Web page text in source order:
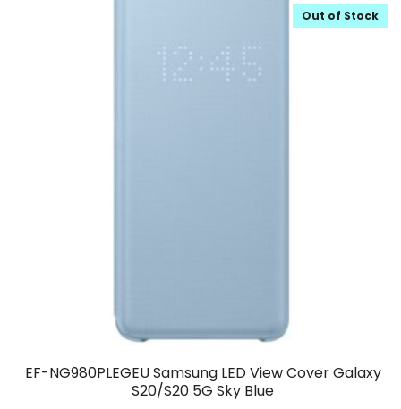
EF-NG980PLEGEU Samsung LED View Cover Galaxy
S20/S20 5G Sky Blue
Out of Stock